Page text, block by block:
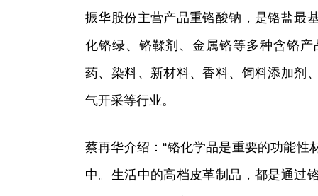
振华股份主营产品重铬酸钠，是铬盐最
化铬绿、铬鞣剂、金属铬等多种含铬
药、染料、新材料、香料、饲料添加剂
气开采等行业。
蔡再华介绍：“铬化学品是重要的功能
中。生活中的高档皮革制品，都是通过